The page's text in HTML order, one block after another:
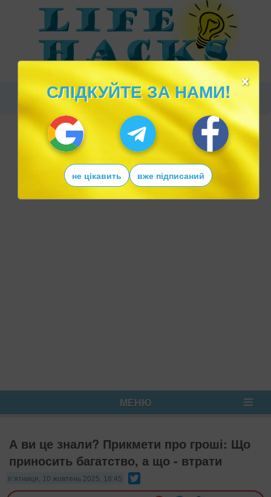
МЕНЮ
А ви це знали? Прикмети про гроші: Що
приносить багатство, а що - втрати
п’ятниця, 10 жовтень 2025, 18:45
×
СЛІДКУЙТЕ ЗА НАМИ!
не цікавить вже підписаний